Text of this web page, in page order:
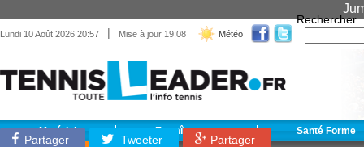
Lundi 10 Août 2026 20:57 | Mise à jour 19:08 Météo
Rechercher
Matériel Entraînement Santé Forme
Partager Tweeter Partager